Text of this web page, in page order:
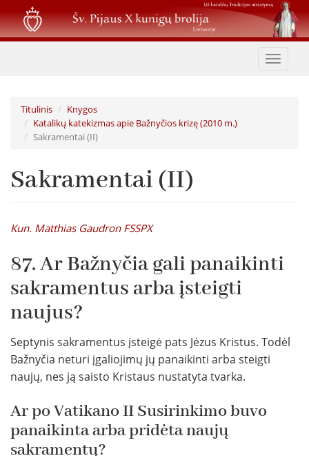
Pereiti
į
pagrindinį
Toggle
Titulinis
Knygos
Katalikų katekizmas apie Bažnyčios krizę (2010 m.)
Sakramentai (II)
Sakramentai (II)
Kun. Matthias Gaudron FSSPX
87. Ar Bažnyčia gali panaikinti
sakramentus arba įsteigti
naujus?
Septynis sakramentus įsteigė pats Jėzus Kristus. Todėl
Bažnyčia neturi įgaliojimų jų panaikinti arba steigti
naujų, nes ją saisto Kristaus nustatyta tvarka.
Ar po Vatikano II Susirinkimo buvo
panaikinta arba pridėta naujų
sakramentų?